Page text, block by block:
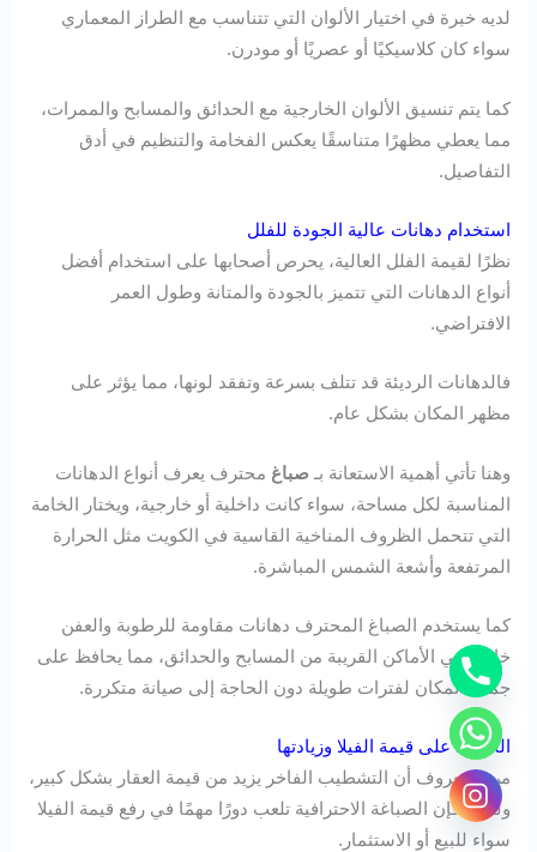
لديه خبرة في اختيار الألوان التي تتناسب مع الطراز المعماري
سواء كان كلاسيكيًا أو عصريًا أو مودرن.
كما يتم تنسيق الألوان الخارجية مع الحدائق والمسابح والممرات،
مما يعطي مظهرًا متناسقًا يعكس الفخامة والتنظيم في أدق
التفاصيل.
استخدام دهانات عالية الجودة للفلل
نظرًا لقيمة الفلل العالية، يحرص أصحابها على استخدام أفضل
أنواع الدهانات التي تتميز بالجودة والمتانة وطول العمر
الافتراضي.
فالدهانات الرديئة قد تتلف بسرعة وتفقد لونها، مما يؤثر على
مظهر المكان بشكل عام.
وهنا تأتي أهمية الاستعانة بـ صباغ محترف يعرف أنواع الدهانات
المناسبة لكل مساحة، سواء كانت داخلية أو خارجية، ويختار الخامة
التي تتحمل الظروف المناخية القاسية في الكويت مثل الحرارة
المرتفعة وأشعة الشمس المباشرة.
كما يستخدم الصباغ المحترف دهانات مقاومة للرطوبة والعفن
خاصة في الأماكن القريبة من المسابح والحدائق، مما يحافظ على
جمال المكان لفترات طويلة دون الحاجة إلى صيانة متكررة.
الحفاظ على قيمة الفيلا وزيادتها
من المعروف أن التشطيب الفاخر يزيد من قيمة العقار بشكل كبير،
ولذلك فإن الصباغة الاحترافية تلعب دورًا مهمًا في رفع قيمة الفيلا
سواء للبيع أو الاستثمار.